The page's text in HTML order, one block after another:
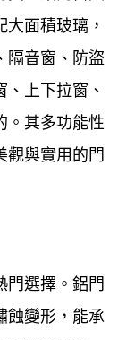
門窗軌道修
窗修理推薦,
,桃園大園紗窗
園窗戶玻璃更
鋁門窗
薦廠
地區各式室內
門窗廠商，服
面積玻璃，
隔音窗、防盜
上下拉窗、
。其多功能性
觀與實用的門
門選擇。鋁門
蝕變形，能承